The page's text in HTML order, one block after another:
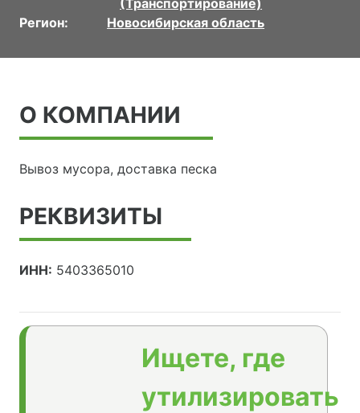
Регион:
Новосибирская область
О КОМПАНИИ
Вывоз мусора, доставка песка
РЕКВИЗИТЫ
ИНН: 5403365010
Ищете, где
утилизировать